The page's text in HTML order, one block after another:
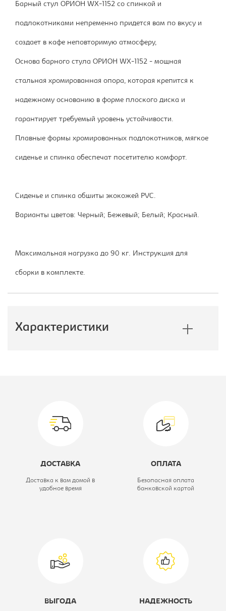
Барный стул ОРИОН WX-1152 со спинкой и
подлокотниками непременно придется вам по вкусу и
создает в кафе неповторимую атмосферу,
Основа барного стула ОРИОН WX-1152 - мощная
стальная хромированная опора, которая крепится к
надежному основанию в форме плоского диска и
гарантирует требуемый уровень устойчивости.
Плавные формы хромированных подлокотников, мягкое
сиденье и спинка обеспечат посетителю комфорт.
Сиденье и спинка обшиты экокожей PVC.
Варианты цветов: Черный; Бежевый; Белый; Красный.
Максимальная нагрузка до 90 кг. Инструкция для
сборки в комплекте.
Характеристики
Цвет материала: бежевый,
ДОСТАВКА
Доставка к вам домой в
удобное время
ОПЛАТА
Безопасная оплата
банковской картой
ВЫГОДА НАДЕЖНОСТЬ